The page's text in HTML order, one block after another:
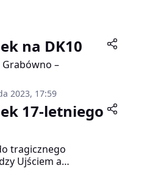
na DK10
Grabówno –
2023, 17:59
17-letniego
tragicznego
Ujściem a